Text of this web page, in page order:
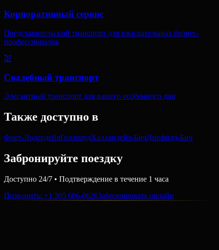
Корпоративный сервис
Представительский транспорт для взыскательных бизнес-
профессионалов
💒
Свадебный транспорт
Элегантный транспорт для вашего особенного дня
Также доступно в
Форт-ЛодердейлГолливудХалландейл-БичДирфилд-Бич
Забронируйте поездку
Доступно 24/7 • Подтверждение в течение 1 часа
Позвонить: +1 305 606-0626Забронировать онлайн